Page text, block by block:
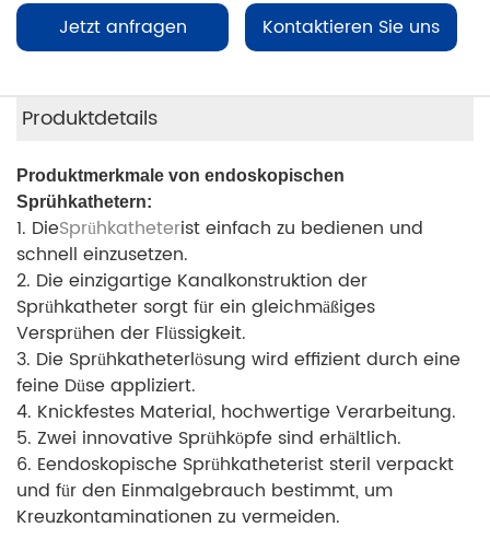
Jetzt anfragen Kontaktieren Sie uns
Produktdetails
Produktmerkmale von endoskopischen
Sprühkathetern:
1. DieSprühkatheterist einfach zu bedienen und
schnell einzusetzen.
2. Die einzigartige Kanalkonstruktion der
Sprühkatheter sorgt für ein gleichmäßiges
Versprühen der Flüssigkeit.
3. Die Sprühkatheterlösung wird effizient durch eine
feine Düse appliziert.
4. Knickfestes Material, hochwertige Verarbeitung.
5. Zwei innovative Sprühköpfe sind erhältlich.
6. Eendoskopische Sprühkatheterist steril verpackt
und für den Einmalgebrauch bestimmt, um
Kreuzkontaminationen zu vermeiden.